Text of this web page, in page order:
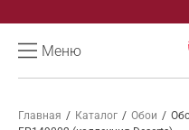
Меню
Главная / Каталог / Обои /